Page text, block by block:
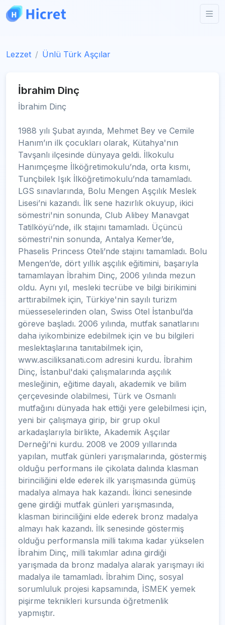
Lezzet Ünlü Türk Aşçılar
İbrahim Dinç
İbrahim Dinç
1988 yılı Şubat ayında, Mehmet Bey ve Cemile
Hanım’ın ilk çocukları olarak, Kütahya'nın
Tavşanlı ilçesinde dünyaya geldi. İlkokulu
Hanımçeşme İlköğretimokulu’nda, orta kısmı,
Tunçbilek Işık İlköğretimokulu’nda tamamladı.
LGS sınavlarında, Bolu Mengen Aşçılık Meslek
Lisesi’ni kazandı. İlk sene hazırlık okuyup, ikici
sömestri'nin sonunda, Club Alibey Manavgat
Tatilköyü’nde, ilk stajını tamamladı. Üçüncü
sömestri'nin sonunda, Antalya Kemer’de,
Phaselis Princess Oteli’nde stajını tamamladı. Bolu
Mengen’de, dört yıllık aşçılık eğitimini, başarıyla
tamamlayan İbrahim Dinç, 2006 yılında mezun
oldu. Aynı yıl, mesleki tecrübe ve bilgi birikimini
arttırabilmek için, Türkiye'nin sayılı turizm
müesseselerinden olan, Swiss Otel İstanbul’da
göreve başladı. 2006 yılında, mutfak sanatlarını
daha iyikombinize edebilmek için ve bu bilgileri
meslektaşlarına tanıtabilmek için,
www.asciliksanati.com adresini kurdu. İbrahim
Dinç, İstanbul'daki çalışmalarında aşçılık
mesleğinin, eğitime dayalı, akademik ve bilim
çerçevesinde olabilmesi, Türk ve Osmanlı
mutfağını dünyada hak ettiği yere gelebilmesi için,
yeni bir çalışmaya girip, bir grup okul
arkadaşlarıyla birlikte, Akademik Aşçılar
Derneği’ni kurdu. 2008 ve 2009 yıllarında
yapılan, mutfak günleri yarışmalarında, göstermiş
olduğu performans ile çikolata dalında klasman
birinciliğini elde ederek ilk yarışmasında gümüş
madalya almaya hak kazandı. İkinci senesinde
gene girdiği mutfak günleri yarışmasında,
klasman birinciliğini elde ederek bronz madalya
almayı hak kazandı. İlk senesinde göstermiş
olduğu performansla milli takıma kadar yükselen
İbrahim Dinç, milli takımlar adına girdiği
yarışmada da bronz madalya alarak yarışmayı iki
madalya ile tamamladı. İbrahim Dinç, sosyal
sorumluluk projesi kapsamında, İSMEK yemek
pişirme teknikleri kursunda öğretmenlik
yapmıştır.